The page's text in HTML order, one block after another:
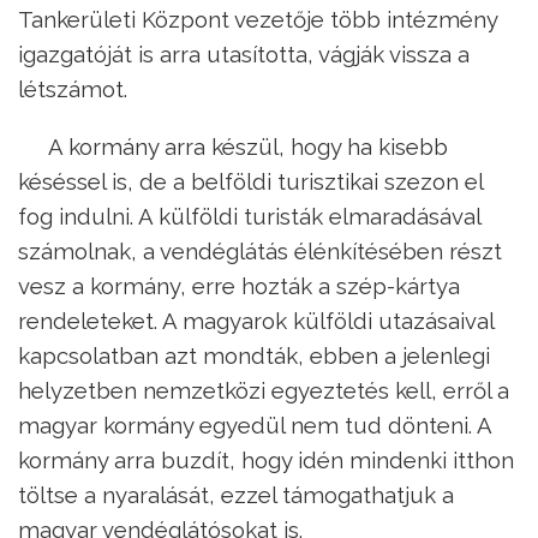
Tankerületi Központ vezetője több intézmény
igazgatóját is arra utasította, vágják vissza a
létszámot.
A kormány arra készül, hogy ha kisebb
késéssel is, de a belföldi turisztikai szezon el
fog indulni. A külföldi turisták elmaradásával
számolnak, a vendéglátás élénkítésében részt
vesz a kormány, erre hozták a szép-kártya
rendeleteket. A magyarok külföldi utazásaival
kapcsolatban azt mondták, ebben a jelenlegi
helyzetben nemzetközi egyeztetés kell, erről a
magyar kormány egyedül nem tud dönteni. A
kormány arra buzdít, hogy idén mindenki itthon
töltse a nyaralását, ezzel támogathatjuk a
magyar vendéglátósokat is.